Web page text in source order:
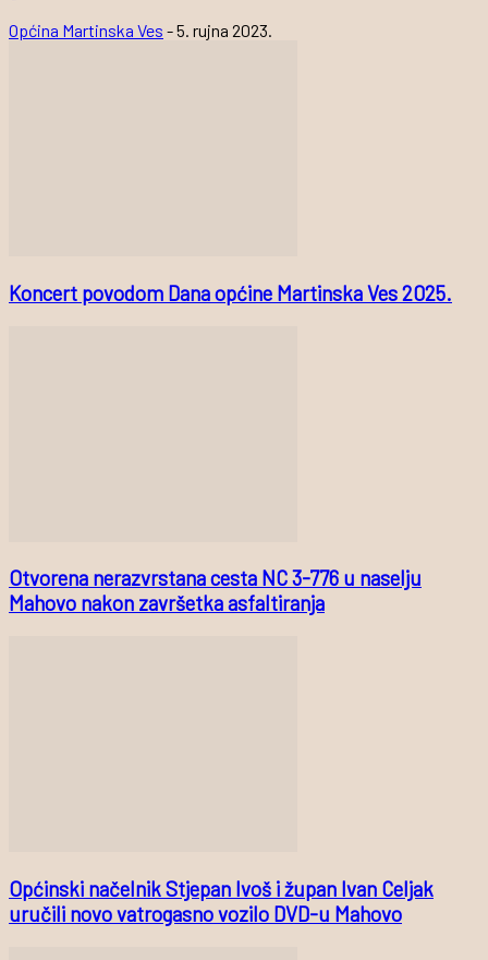
Općina Martinska Ves -5. rujna 2023.
Koncert povodom Dana općine Martinska Ves 2025.
Otvorena nerazvrstana cesta NC 3-776 u naselju
Mahovo nakon završetka asfaltiranja
Općinski načelnik Stjepan Ivoš i župan Ivan Celjak
uručili novo vatrogasno vozilo DVD-u Mahovo